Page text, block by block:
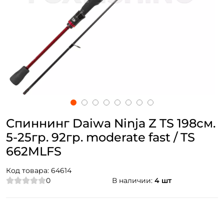
Спиннинг Daiwa Ninja Z TS 198см.
5-25гр. 92гр. moderate fast / TS
662MLFS
Код товара: 64614
0
В наличии: 4 шт